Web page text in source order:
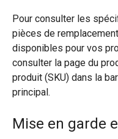
Pour consulter les
pièces de
disponibles pour vos
consulter la page du
produit (SKU) dans la
principal.
Mise en garde